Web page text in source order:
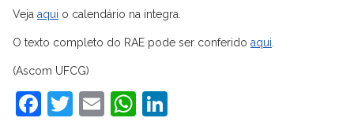
Veja aqui o calendário na íntegra.
O texto completo do RAE pode ser conferido aqui
(Ascom UFCG)
Facebook
Twitter
EmailWhatsApp